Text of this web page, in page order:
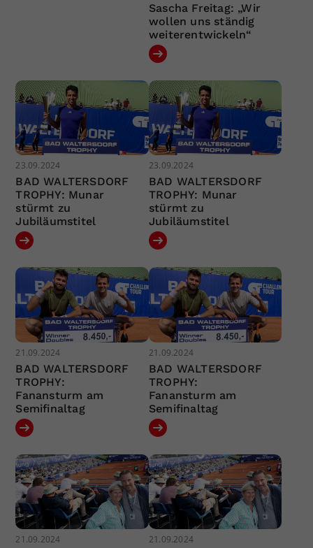
Sascha Freitag: „Wir
wollen uns ständig
weiterentwickeln“
23.09.2024
BAD WALTERSDORF
TROPHY: Munar
stürmt zu
Jubiläumstitel
23.09.2024
BAD WALTERSDORF
TROPHY: Munar
stürmt zu
Jubiläumstitel
21.09.2024
BAD WALTERSDORF
TROPHY:
Fanansturm am
Semifinaltag
21.09.2024
BAD WALTERSDORF
TROPHY:
Fanansturm am
Semifinaltag
21.09.2024 21.09.2024